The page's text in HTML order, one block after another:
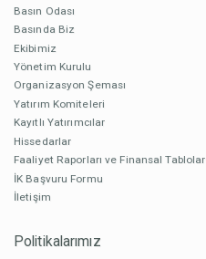
Basın Odası
Basında Biz
Ekibimiz
Yönetim Kurulu
Organizasyon Şeması
Yatırım Komiteleri
Kayıtlı Yatırımcılar
Hissedarlar
Faaliyet Raporları ve Finansal Tablolar
İK Başvuru Formu
İletişim
Politikalarımız